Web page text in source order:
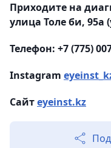
Приходите на
улица Толе би, 95а
Телефон: +7 (775)
Instagram
Сайтeyeinst.kz